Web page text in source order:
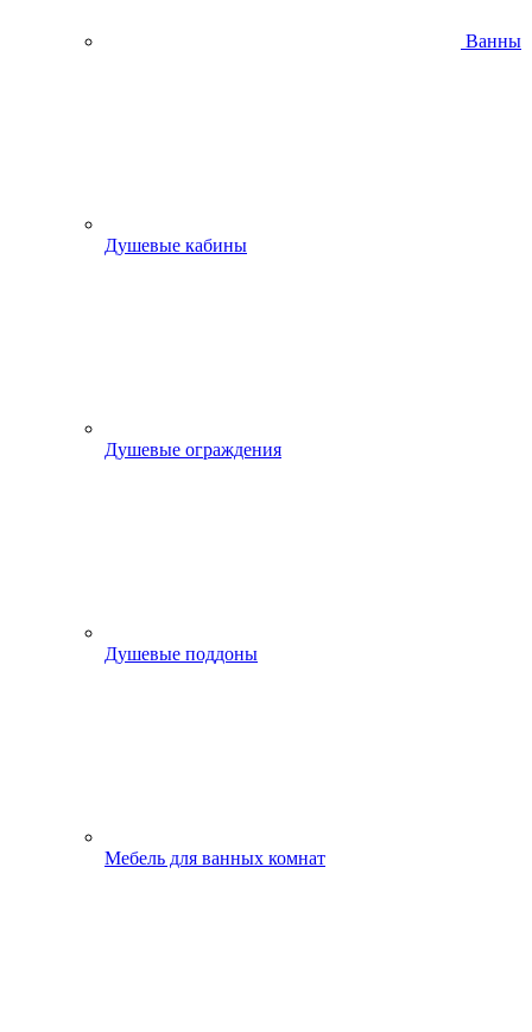
Ванны
Душевые кабины
Душевые ограждения
Душевые поддоны
Мебель для ванных комнат